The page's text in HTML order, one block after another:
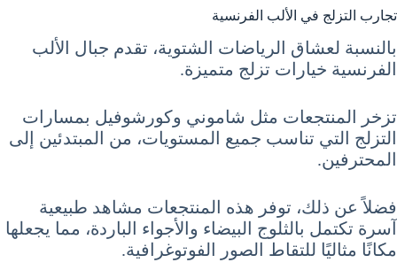
تجارب التزلج في الألب الفرنسية
بالنسبة لعشاق الرياضات الشتوية، تقدم جبال الألب
الفرنسية خيارات تزلج متميزة.
تزخر المنتجعات مثل شاموني وكورشوفيل بمسارات
التزلج التي تناسب جميع المستويات، من المبتدئين إلى
المحترفين.
فضلاً عن ذلك، توفر هذه المنتجعات مشاهد طبيعية
آسرة تكتمل بالثلوج البيضاء والأجواء الباردة، مما يجعلها
مكانًا مثاليًا للتقاط الصور الفوتوغرافية.